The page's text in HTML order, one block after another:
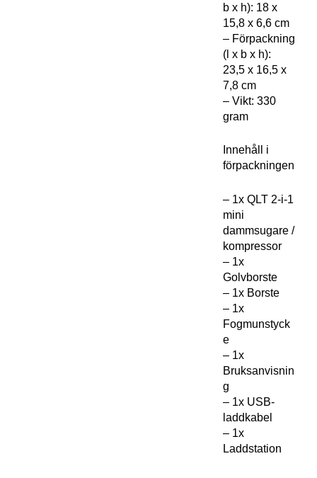
b x h): 18 x
15,8 x 6,6 cm
– Förpackning
(l x b x h):
23,5 x 16,5 x
7,8 cm
– Vikt: 330
gram
Innehåll i
förpackningen
– 1x QLT 2-i-1
mini
dammsugare /
kompressor
– 1x
Golvborste
– 1x Borste
– 1x
Fogmunstyck
e
– 1x
Bruksanvisnin
g
– 1x USB-
laddkabel
– 1x
Laddstation